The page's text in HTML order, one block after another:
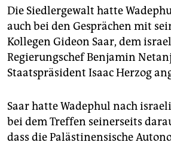
Die Siedlergewalt hatte
auch bei den Gesprächen mit
Kollegen Gideon Saar, dem
Regierungschef Benjamin
Staatspräsident Isaac Herzog
Saar hatte Wadephul nach
bei dem Treffen seinerseits
dass die Palästinensische